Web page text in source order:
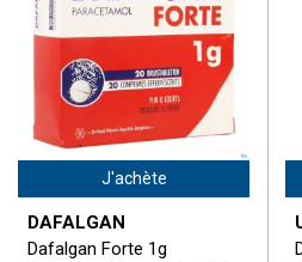
J'achète
DAFALGAN
Dafalgan Forte 1g